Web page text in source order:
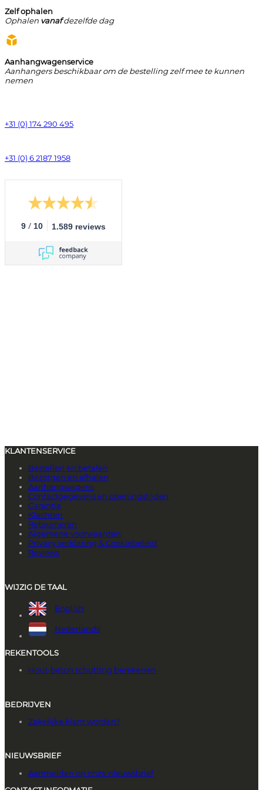
Zelf ophalen
Ophalen vanafdezelfde dag
Aanhangwagenservice
Aanhangers beschikbaar om de bestelling zelf mee te kunnen
nemen
+31 (0) 174 290 495
+31 (0) 6 2187 1958
9 / 10 1.589 reviews
KLANTENSERVICE
Bestellen en betalen
Bezorgen en afhalen
Aanhangwagens
Contactgegevens en openingstijden
Garantie
Klachten
Retourneren
Algemene voorwaarden
Privacy verklaring & Cookiebeleid
Reviews
WIJZIG DE TAAL
English
Nederlands
REKENTOOLS
Hout-beton schutting berekenen
BEDRIJVEN
Zakelijke klant worden?
NIEUWSBRIEF
Aanmelden op onze nieuwsbrief